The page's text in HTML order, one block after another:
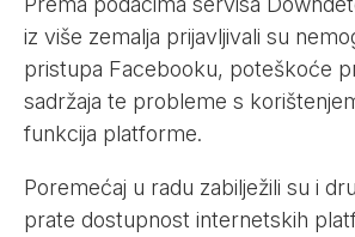
iz više zemalja prijavljivali su
pristupa Facebooku, poteškoće
sadržaja te probleme s
funkcija platforme.
Poremećaj u radu zabilježili su i
prate dostupnost internetskih